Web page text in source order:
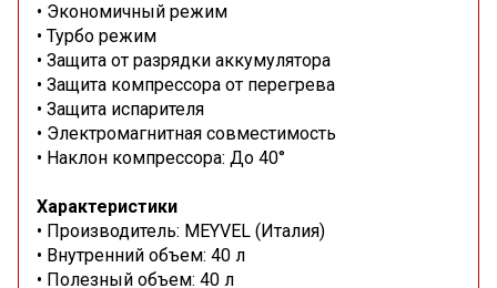
• Экономичный режим
• Турбо режим
• Защита от разрядки аккумулятора
• Защита компрессора от перегрева
• Защита испарителя
• Электромагнитная совместимость
• Наклон компрессора: До 40°
Характеристики
• Производитель: MEYVEL (Италия)
• Внутренний объем: 40 л
• Полезный объем: 40 л